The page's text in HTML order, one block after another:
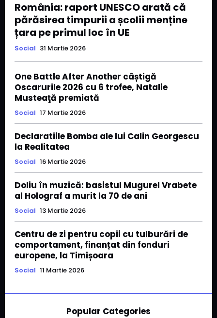
România: raport UNESCO arată că
părăsirea timpurii a școlii menține
țara pe primul loc în UE
Social 31 Martie 2026
One Battle After Another câștigă
Oscarurile 2026 cu 6 trofee, Natalie
Musteaţă premiată
Social 17 Martie 2026
Declaratiile Bomba ale lui Calin Georgescu
la Realitatea
Social 16 Martie 2026
Doliu în muzică: basistul Mugurel Vrabete
al Holograf a murit la 70 de ani
Social 13 Martie 2026
Centru de zi pentru copii cu tulburări de
comportament, finanțat din fonduri
europene, la Timișoara
Social 11 Martie 2026
Popular Categories